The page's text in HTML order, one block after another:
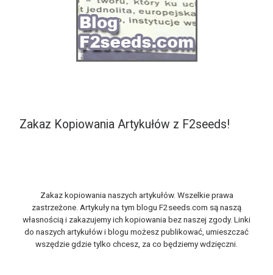
Zakaz Kopiowania Artykułów z F2seeds!
Zakaz kopiowania naszych artykułów. Wszelkie prawa
zastrzeżone. Artykuły na tym blogu F2seeds.com są naszą
własnością i zakazujemy ich kopiowania bez naszej zgody. Linki
do naszych artykułów i blogu możesz publikować, umieszczać
wszędzie gdzie tylko chcesz, za co będziemy wdzięczni.